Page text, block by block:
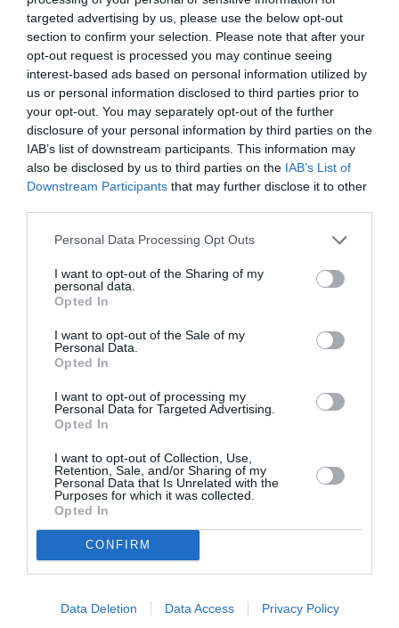
targeted advertising by us, please use the below opt-out
section to confirm your selection. Please note that after your
opt-out request is processed you may continue seeing
interest-based ads based on personal information utilized by
us or personal information disclosed to third parties prior to
your opt-out. You may separately opt-out of the further
disclosure of your personal information by third parties on the
IAB’s list of downstream participants. This information may
also be disclosed by us to third parties on the IAB’s List of
Downstream Participants that may further disclose it to other
Personal Data Processing Opt Outs
I want to opt-out of the Sharing of my
personal data.
Opted In
I want to opt-out of the Sale of my
Personal Data.
Opted In
I want to opt-out of processing my
Personal Data for Targeted Advertising.
Opted In
I want to opt-out of Collection, Use,
Retention, Sale, and/or Sharing of my
Personal Data that Is Unrelated with the
Purposes for which it was collected.
Opted In
CONFIRM
Data Deletion Data Access Privacy Policy
Ακολουθήστε το Culturenow.gr
Σχετικά Άρθρα
Η νέα ταινία
“Without Blood” της
Αντζελίνα Τζολί θα
κάνει πρεμιέρα τον
Σεπτέμβριο
Οι ταινίες που θα
αίθουσες από την
Πέμπτη 6
Αύγουστος 2026 στο
Cinobo: Δυνατές
σειρές και
πρεμιέρες που δεν
βρίσκεις πουθενά
Ο Γούντι Χάρελσον
32ο Φεστιβάλ